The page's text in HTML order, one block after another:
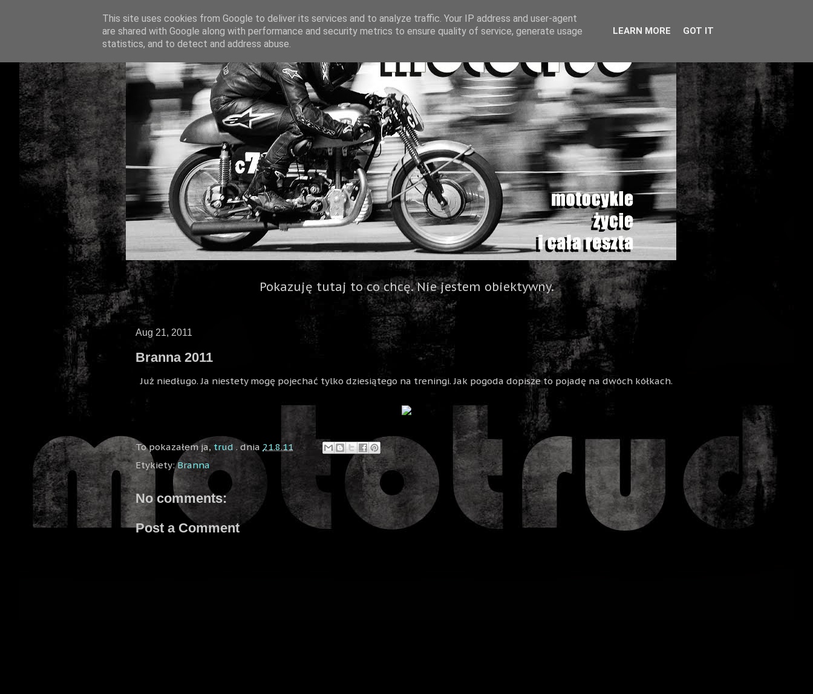
Pokazuję tutaj to co chcę. Nie jestem obiektywny.
Aug 21, 2011
Branna 2011
Już niedługo. Ja niestety mogę pojechać tylko dziesiątego na treningi. Jak pogoda dopisze to pojadę na dwóch kółkach.
To pokazałem ja, trud . dnia 21.8.11
Etykiety:Branna
No comments:
Post a Comment
This site uses cookies from Google to deliver its services and to analyze traffic. Your IP address and user-agent
are shared with Google along with performance and security metrics to ensure quality of service, generate usage
statistics, and to detect and address abuse.
LEARN MORE GOT IT